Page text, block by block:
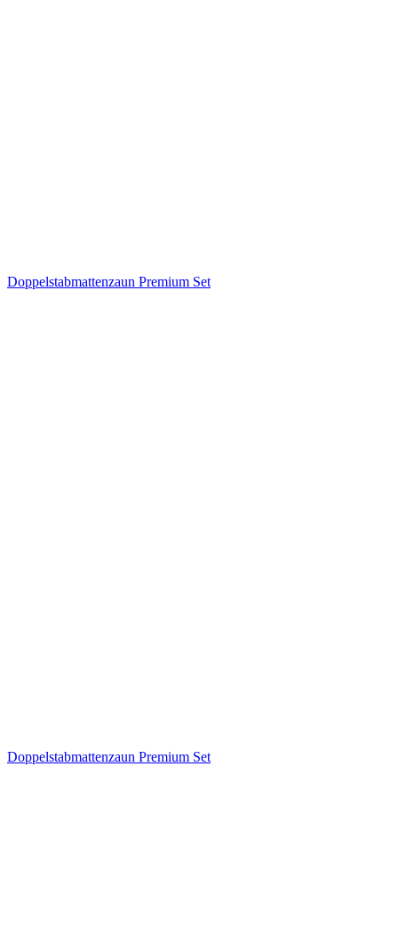
Doppelstabmattenzaun Premium Set
Doppelstabmattenzaun Premium Set